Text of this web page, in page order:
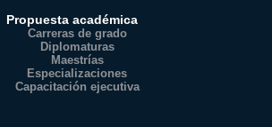
Propuesta académica
Carreras de grado
Diplomaturas
Maestrías
Especializaciones
Capacitación ejecutiva